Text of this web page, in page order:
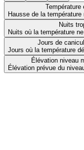
Température
Hausse de la
Nuits
Nuits où la température
Jours de
Jours où la température
Élévation niveau
Élévation prévue du